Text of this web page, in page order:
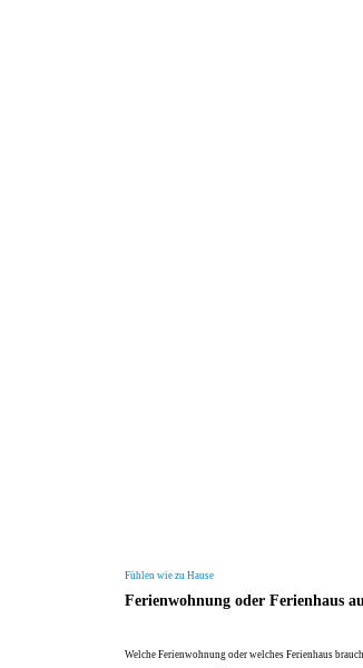
Fühlen wie zu Hause
Ferienwohnung oder Ferienhaus
Welche Ferienwohnung oder welches Ferienhaus